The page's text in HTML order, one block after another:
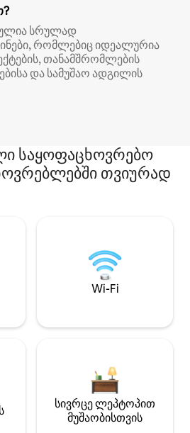
სრულად
რომლებიც იდეალურია
თანამშრომლების
და სამუშაო ადგილის
საყოფაცხოვრებო
თვიურად
Wi-Fi
სივრცე ლეპტოპით
მუშაობისთვის